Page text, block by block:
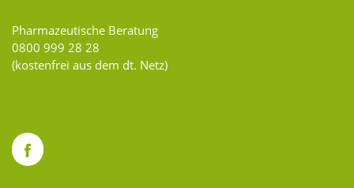
Pharmazeutische Beratung
0800 999 28 28
(kostenfrei aus dem dt. Netz)